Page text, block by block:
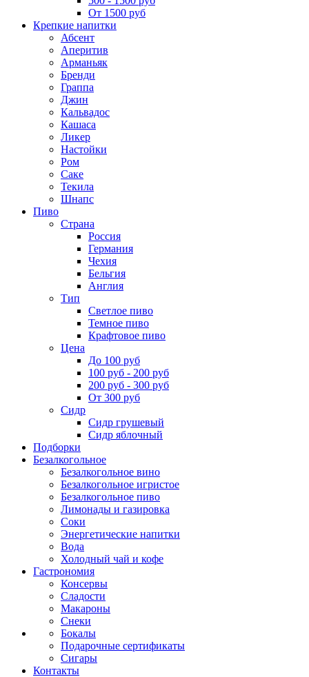
От 1500 руб
Крепкие напитки
Абсент
Аперитив
Арманьяк
Бренди
Граппа
Джин
Кальвадос
Кашаса
Ликер
Настойки
Ром
Саке
Текила
Шнапс
Пиво
Страна
Россия
Германия
Чехия
Бельгия
Англия
Тип
Светлое пиво
Темное пиво
Крафтовое пиво
Цена
До 100 руб
100 руб - 200 руб
200 руб - 300 руб
От 300 руб
Сидр
Сидр грушевый
Сидр яблочный
Подборки
Безалкогольное
Безалкогольное вино
Безалкогольное игристое
Безалкогольное пиво
Лимонады и газировка
Соки
Энергетические напитки
Вода
Холодный чай и кофе
Гастрономия
Консервы
Сладости
Макароны
Снеки
Бокалы
Подарочные сертификаты
Сигары
Контакты